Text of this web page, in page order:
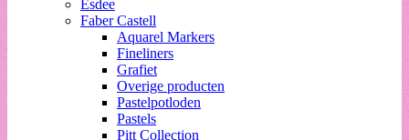
Esdee
Faber Castell
Aquarel Markers
Fineliners
Grafiet
Overige producten
Pastelpotloden
Pastels
Pitt Collection